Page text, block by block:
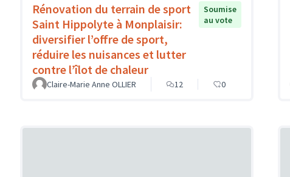
Rénovation du terrain de sport
Saint Hippolyte à Monplaisir:
diversifier l’offre de sport,
réduire les nuisances et lutter
contre l’îlot de chaleur
Soumise
au vote
Claire-Marie Anne OLLIER 12 0